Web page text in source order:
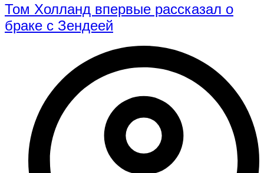
Том Холланд впервые рассказал о
браке с Зендеей